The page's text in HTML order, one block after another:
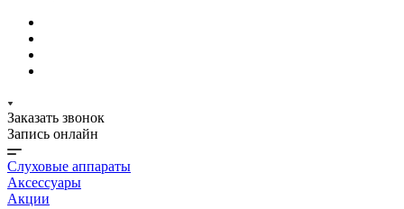
Заказать звонок
Запись онлайн
Слуховые аппараты
Аксессуары
Акции